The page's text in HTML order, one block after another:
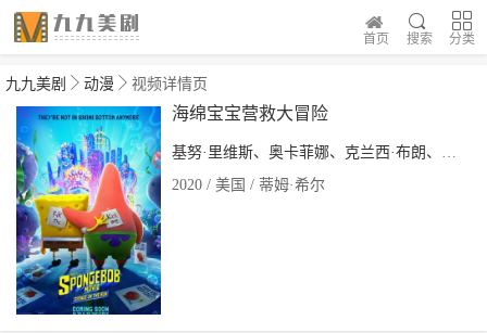
分类
搜索
首页
九九美剧 动漫 视频详情页
海绵宝宝营救大冒险
基努·里维斯、奥卡菲娜、克兰西·布朗、汤姆·肯尼、比尔·法格巴克、罗里
2020 / 美国 / 蒂姆·希尔